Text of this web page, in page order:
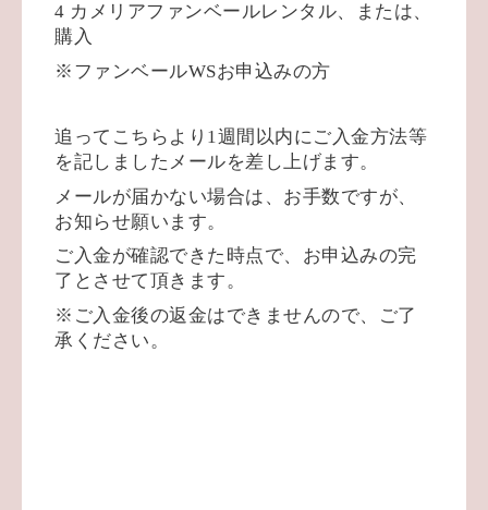
4 カメリアファンベールレンタル、または、
購入
※ ファンベールWSお申込みの方
追ってこちらより 1週間以内にご入金方法等
を記しましたメールを差し上げます。
メールが届かない場合は、お手数ですが、
お知らせ願います。
ご入金が確認できた時点で、お申込みの完
了とさせて頂きます。
※ ご入金後の返金はできませんので、ご了
承ください。